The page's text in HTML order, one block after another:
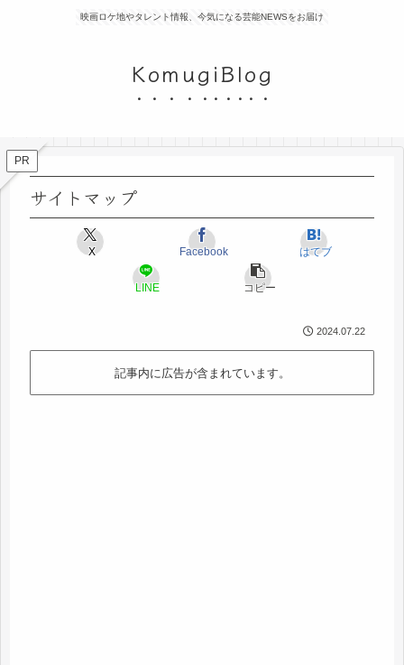
映画ロケ地やタレント情報、今気になる芸能NEWSをお届け
KomugiBlog
PR
サイトマップ
X Facebook はてブ
LINE コピー
2024.07.22
記事内に広告が含まれています。